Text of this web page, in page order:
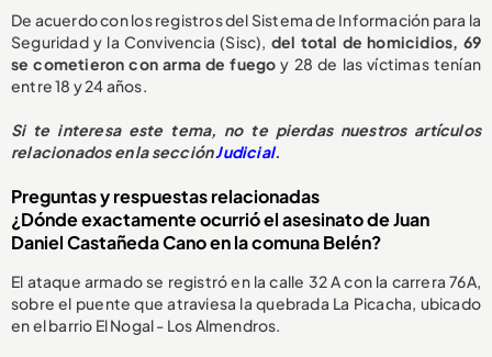
De acuerdo con los registros del Sistema de Información para la
Seguridad y la Convivencia (Sisc), del total de homicidios, 69
se cometieron con arma de fuego y 28 de las víctimas tenían
entre 18 y 24 años.
Si te interesa este tema, no te pierdas nuestros artículos
relacionados en la secciónJudicial.
Preguntas y respuestas relacionadas
¿Dónde exactamente ocurrió el asesinato de Juan
Daniel Castañeda Cano en la comuna Belén?
El ataque armado se registró en la calle 32 A con la carrera 76A,
sobre el puente que atraviesa la quebrada La Picacha, ubicado
en el barrio El Nogal - Los Almendros.